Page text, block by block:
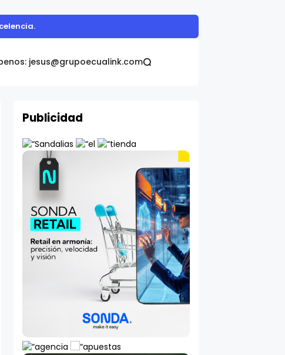
jesus@grupoecualink.com
Galo Plaza
Publicidad